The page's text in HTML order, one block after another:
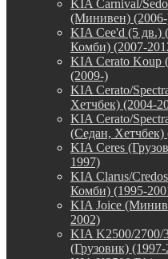
KIA Carnival/
(Минивен)
KIA Cee'd (5 дв.)
Комби) (2007-
KIA Cerato Koup
(2009-)
KIA Cerato/
Хетчбек) (2004-
KIA Cerato/
(Седан, Хетчбек)
KIA Ceres
1997)
KIA Clarus/
Комби) (1995-
KIA Joice
2002)
KIA K2500/2700/
(Грузовик)